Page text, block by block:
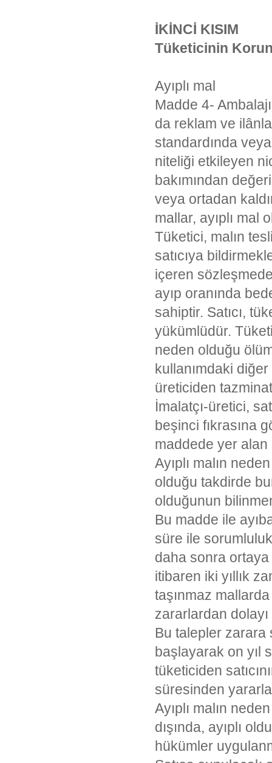
İKİNCİ KISIM
Tüketicinin
Ayıplı mal
Madde 4-
da reklam ve
standardında
niteliği etkileyen
bakımından
veya ortadan
mallar, ayıplı mal
Tüketici, malın
satıcıya
içeren
ayıp oranında
sahiptir. Satıcı,
yükümlüdür.
neden olduğu
kullanımdaki
üreticiden
İmalatçı-üretici,
beşinci fıkrasına
maddede yer alan
Ayıplı malın
olduğu takdirde
olduğunun
Bu madde ile
süre ile
daha sonra ortaya
itibaren iki yıllık
taşınmaz mallarda
zararlardan dolayı
Bu talepler zarara
başlayarak on yıl
tüketiciden
süresinden
Ayıplı malın
dışında, ayıplı
hükümler